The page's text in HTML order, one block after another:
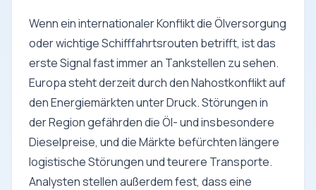
Wenn ein internationaler Konflikt die Ölversorgung
oder wichtige Schifffahrtsrouten betrifft, ist das
erste Signal fast immer an Tankstellen zu sehen.
Europa steht derzeit durch den Nahostkonflikt auf
den Energiemärkten unter Druck. Störungen in
der Region gefährden die Öl- und insbesondere
Dieselpreise, und die Märkte befürchten längere
logistische Störungen und teurere Transporte.
Analysten stellen außerdem fest, dass eine